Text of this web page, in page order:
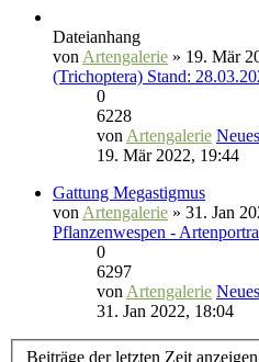
Dateianhang
von Artengalerie » 19. Mär
(Trichoptera) Stand:
0
6228
von Artengalerie
19. Mär 2022, 19:44
Gattung Megastigmus
von Artengalerie » 31. Jan
Pflanzenwespen -
0
6297
von Artengalerie
31. Jan 2022, 18:04
Beiträge der letzten Zeit anzeigen